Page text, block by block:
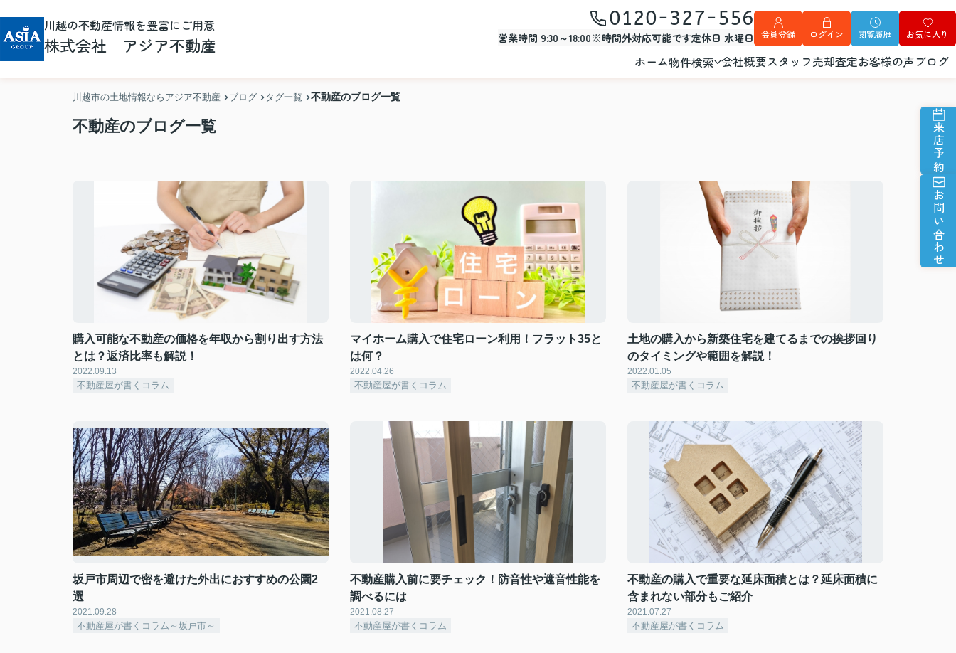
川越の不動産情報を豊富にご用意
株式会社 アジア不動産
0120-327-556
営業時間 9:30～18:00※時間外対応可能です定休日 水曜日 会員登録 ログイン 閲覧履歴 お気に入り
ホーム物件検索 会社概要スタッフ売却査定お客様の声ブログ
来店予約
お問い合わせ
川越市の土地情報ならアジア不動産 ブログ タグ一覧 不動産のブログ一覧
不動産のブログ一覧
購入可能な不動産の価格を年収から割り出す方法
とは？返済比率も解説！
2022.09.13
不動産屋が書くコラム
マイホーム購入で住宅ローン利用！フラット35と
は何？
2022.04.26
不動産屋が書くコラム
土地の購入から新築住宅を建てるまでの挨拶回り
のタイミングや範囲を解説！
2022.01.05
不動産屋が書くコラム
坂戸市周辺で密を避けた外出におすすめの公園2
選
2021.09.28
不動産屋が書くコラム～坂戸市～
不動産購入前に要チェック！防音性や遮音性能を
調べるには
2021.08.27
不動産屋が書くコラム
不動産の購入で重要な延床面積とは？延床面積に
含まれない部分もご紹介
2021.07.27
不動産屋が書くコラム